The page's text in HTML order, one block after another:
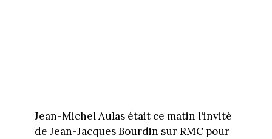
Jean-Michel Aulas était ce matin l'invité
de Jean-Jacques Bourdin sur RMC pour